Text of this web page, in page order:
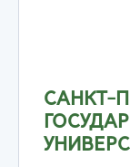
САНКТ-